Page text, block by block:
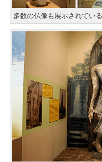
多数の仏像も展示されている